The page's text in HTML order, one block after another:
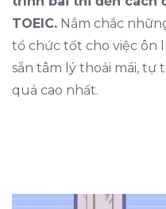
TOEIC. Nắm chắc
tổ chức tốt cho việc ôn
sẵn tâm lý thoải mái, tự
quả cao nhất.